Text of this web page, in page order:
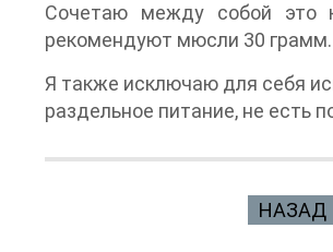
Сочетаю между собой это
рекомендуют мюсли 30 грамм.
Я также исключаю для себя
раздельное питание, не есть
НАЗАД